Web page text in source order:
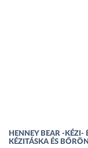
HENNEY BEAR -
KÉZITÁSKA ÉS